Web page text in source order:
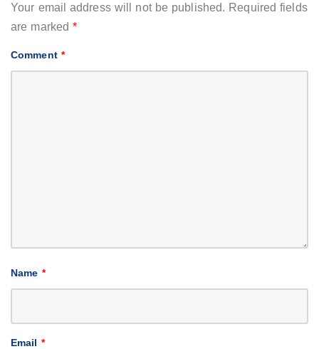
Your email address will not be published. Required fields
are marked*
Comment *
Name *
Email *